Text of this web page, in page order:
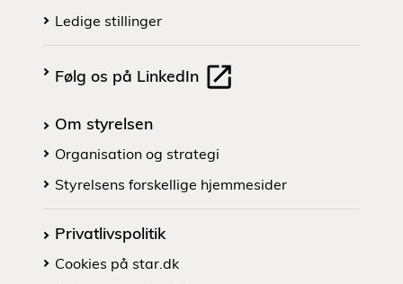
Ledige stillinger
Følg os på LinkedIn
Om styrelsen
Organisation og strategi
Styrelsens forskellige hjemmesider
Privatlivspolitik
Cookies på star.dk